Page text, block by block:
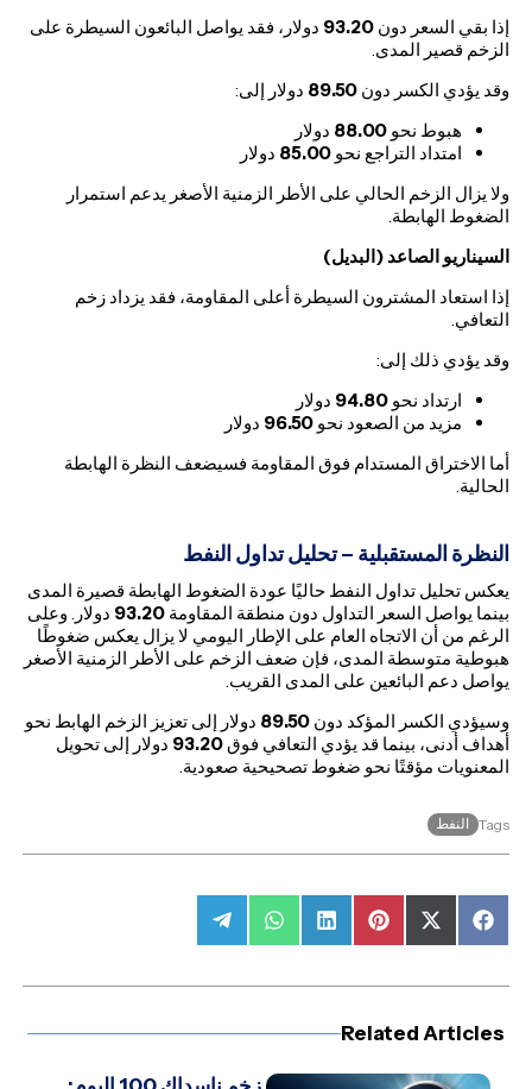
إذا بقي السعر دون93.20 دولار، فقد يواصل البائعون السيطرة على
الزخم قصير المدى.
وقد يؤدي الكسر دون89.50 دولار إلى:
هبوط نحو88.00 دولار
امتداد التراجع نحو85.00 دولار
ولا يزال الزخم الحالي على الأطر الزمنية الأصغر يدعم استمرار
الضغوط الهابطة.
السيناريو الصاعد (البديل)
إذا استعاد المشترون السيطرة أعلى المقاومة، فقد يزداد زخم
التعافي.
وقد يؤدي ذلك إلى:
ارتداد نحو94.80 دولار
مزيد من الصعود نحو96.50 دولار
أما الاختراق المستدام فوق المقاومة فسيضعف النظرة الهابطة
الحالية.
النظرة المستقبلية – تحليل تداول النفط
يعكس تحليل تداول النفط حاليًا عودة الضغوط الهابطة قصيرة المدى
بينما يواصل السعر التداول دون منطقة المقاومة93.20 دولار. وعلى
الرغم من أن الاتجاه العام على الإطار اليومي لا يزال يعكس ضغوطًا
هبوطية متوسطة المدى، فإن ضعف الزخم على الأطر الزمنية الأصغر
يواصل دعم البائعين على المدى القريب.
وسيؤدي الكسر المؤكد دون89.50 دولار إلى تعزيز الزخم الهابط نحو
أهداف أدنى، بينما قد يؤدي التعافي فوق93.20 دولار إلى تحويل
المعنويات مؤقتًا نحو ضغوط تصحيحية صعودية.
Tags النفط
Share
on
Share
on
(Twitter)
Share
on
Share
on
Share
on
Share
on
Related Articles